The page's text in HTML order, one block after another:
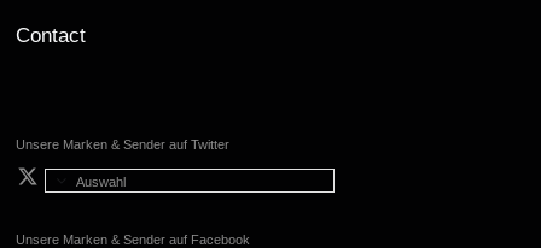
Contact
Unsere Marken & Sender auf Twitter
Auswahl
Unsere Marken & Sender auf Facebook